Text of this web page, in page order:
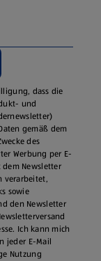
dass die
und
gemäß dem
des
Werbung per E-
Newsletter
verarbeitet,
sowie
den Newsletter
Ich kann mich
jeder E‑Mail
Nutzung